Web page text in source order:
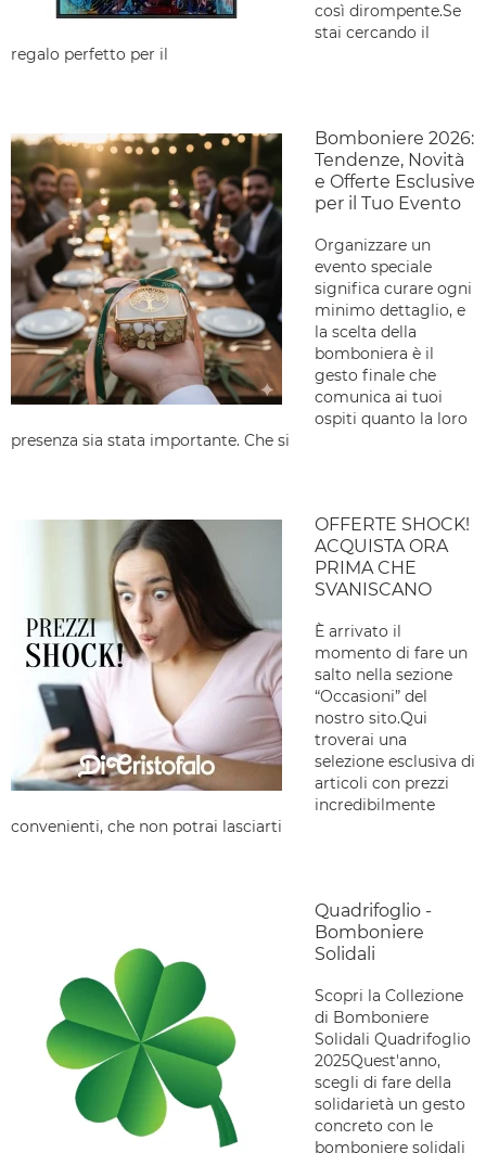
così dirompente.Se
stai cercando il
regalo perfetto per il
Bomboniere 2026:
Tendenze, Novità
e Offerte Esclusive
per il Tuo Evento
Organizzare un
evento speciale
significa curare ogni
minimo dettaglio, e
la scelta della
bomboniera è il
gesto finale che
comunica ai tuoi
ospiti quanto la loro
presenza sia stata importante. Che si
OFFERTE SHOCK!
ACQUISTA ORA
PRIMA CHE
SVANISCANO
È arrivato il
momento di fare un
salto nella sezione
“Occasioni” del
nostro sito.Qui
troverai una
selezione esclusiva di
articoli con prezzi
incredibilmente
convenienti, che non potrai lasciarti
Quadrifoglio -
Bomboniere
Solidali
Scopri la Collezione
di Bomboniere
Solidali Quadrifoglio
2025Quest'anno,
scegli di fare della
solidarietà un gesto
concreto con le
bomboniere solidali